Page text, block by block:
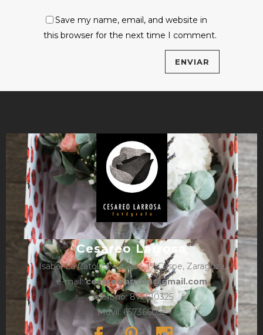
Save my name, email, and website in
this browser for the next time I comment.
Cesareo Larrosa
Isabel La Católica 4, bajos, 1º, Caspe, Zaragoza
e-mail:cesareolarrosa@gmail.com
Teléfono: 876610325
Móvil: 657366052